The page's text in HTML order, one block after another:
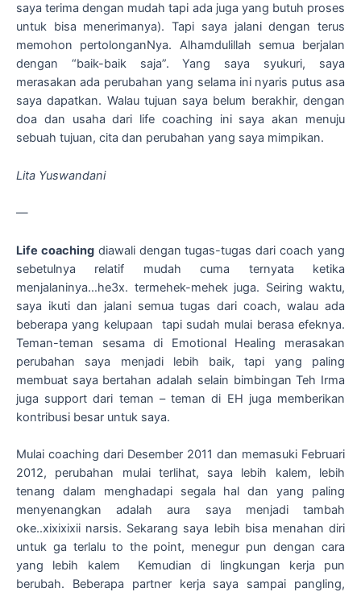
saya terima dengan mudah tapi ada juga yang butuh proses
untuk bisa menerimanya). Tapi saya jalani dengan terus
memohon pertolonganNya. Alhamdulillah semua berjalan
dengan “baik-baik saja”. Yang saya syukuri, saya
merasakan ada perubahan yang selama ini nyaris putus asa
saya dapatkan. Walau tujuan saya belum berakhir, dengan
doa dan usaha dari life coaching ini saya akan menuju
sebuah tujuan, cita dan perubahan yang saya mimpikan.
Lita Yuswandani
—
Life coachingdiawali dengan tugas-tugas dari coach yang
sebetulnya relatif mudah cuma ternyata ketika
menjalaninya…he3x. termehek-mehek juga. Seiring waktu,
saya ikuti dan jalani semua tugas dari coach, walau ada
beberapa yang kelupaan tapi sudah mulai berasa efeknya.
Teman-teman sesama di Emotional Healing merasakan
perubahan saya menjadi lebih baik, tapi yang paling
membuat saya bertahan adalah selain bimbingan Teh Irma
juga support dari teman – teman di EH juga memberikan
kontribusi besar untuk saya.
Mulai coaching dari Desember 2011 dan memasuki Februari
2012, perubahan mulai terlihat, saya lebih kalem, lebih
tenang dalam menghadapi segala hal dan yang paling
menyenangkan adalah aura saya menjadi tambah
oke..xixixixii narsis. Sekarang saya lebih bisa menahan diri
untuk ga terlalu to the point, menegur pun dengan cara
yang lebih kalem Kemudian di lingkungan kerja pun
berubah. Beberapa partner kerja saya sampai pangling,